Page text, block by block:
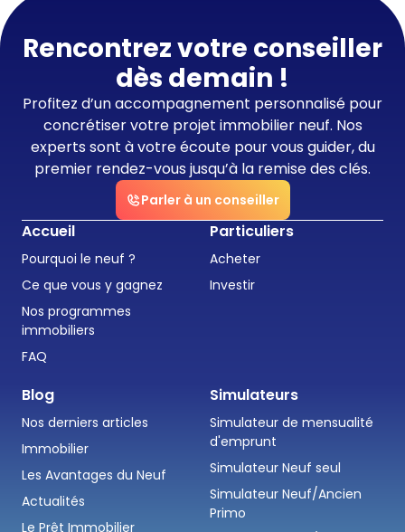
Rencontrez votre conseiller
dès demain !
Profitez d’un accompagnement personnalisé pour
concrétiser votre projet immobilier neuf. Nos
experts sont à votre écoute pour vous guider, du
premier rendez-vous jusqu’à la remise des clés.
Parler à un conseiller
Accueil
Pourquoi le neuf ?
Ce que vous y gagnez
Nos programmes
immobiliers
FAQ
Particuliers
Acheter
Investir
Blog
Nos derniers articles
Immobilier
Les Avantages du Neuf
Actualités
Le Prêt Immobilier
Simulateurs
Simulateur de mensualité
d'emprunt
Simulateur Neuf seul
Simulateur Neuf/Ancien
Primo